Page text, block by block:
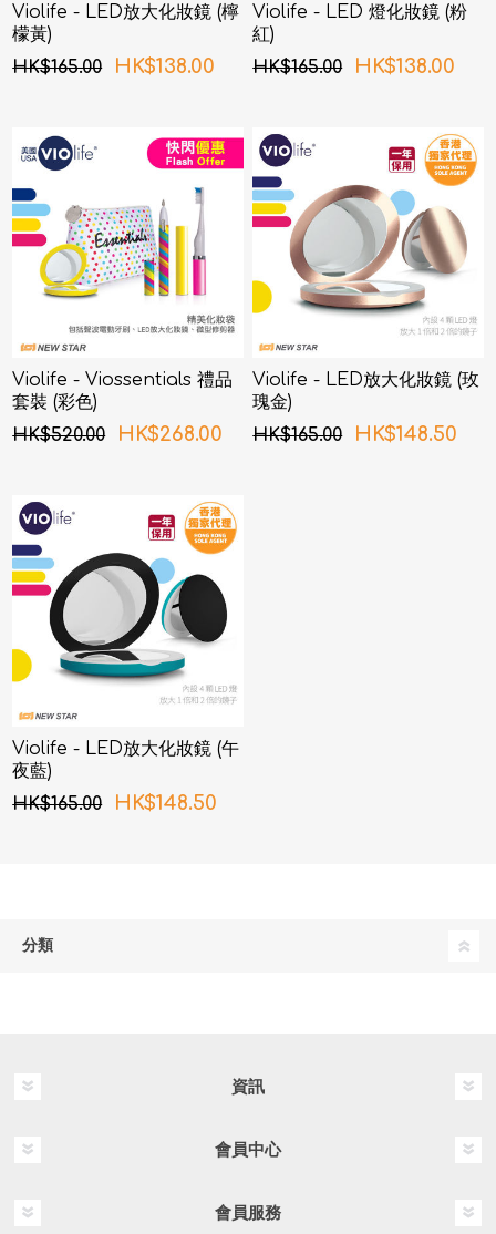
Violife - LED放大化妝鏡 (檸
檬黃)
HK$165.00
HK$138.00
Violife - LED 燈化妝鏡 (粉
紅)
HK$165.00
HK$138.00
Violife - Viossentials 禮品
套裝 (彩色)
HK$520.00
HK$268.00
Violife - LED放大化妝鏡 (玫
瑰金)
HK$165.00
HK$148.50
Violife - LED放大化妝鏡 (午
夜藍)
HK$165.00
HK$148.50
分類
資訊
會員中心
會員服務